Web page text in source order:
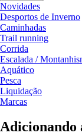
Novidades
Desportos de Inverno
Caminhadas
Trail running
Corrida
Escalada /
Aquático
Pesca
Liquidação
Marcas
Adicionando